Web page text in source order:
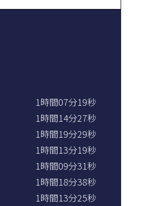
1時間07分19秒
1時間14分27秒
1時間19分29秒
1時間13分19秒
1時間09分31秒
1時間18分38秒
1時間13分25秒